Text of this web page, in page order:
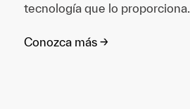
tecnología que lo proporciona.
Conozca más ->